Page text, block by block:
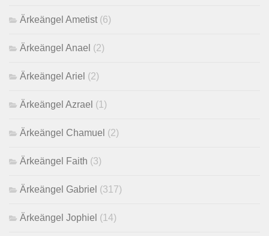
Ärkeängel Ametist (6)
Ärkeängel Anael (2)
Ärkeängel Ariel (2)
Ärkeängel Azrael (1)
Ärkeängel Chamuel (2)
Ärkeängel Faith (3)
Ärkeängel Gabriel (317)
Ärkeängel Jophiel (14)